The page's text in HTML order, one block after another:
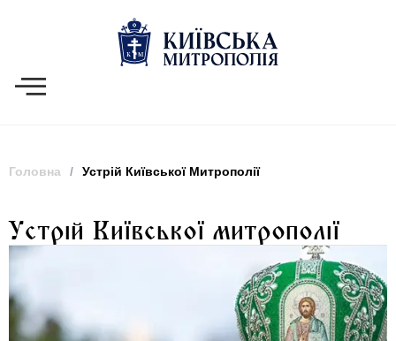
Головна / Устрій Київської Митрополії
Устрій Київської митрополії